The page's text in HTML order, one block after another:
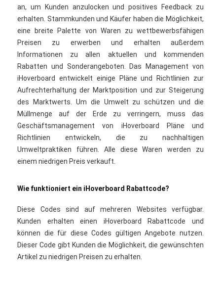
an, um Kunden anzulocken und positives Feedback zu
erhalten. Stammkunden und Käufer haben die Möglichkeit,
eine breite Palette von Waren zu wettbewerbsfähigen
Preisen zu erwerben und erhalten außerdem
Informationen zu allen aktuellen und kommenden
Rabatten und Sonderangeboten. Das Management von
iHoverboard entwickelt einige Pläne und Richtlinien zur
Aufrechterhaltung der Marktposition und zur Steigerung
des Marktwerts. Um die Umwelt zu schützen und die
Müllmenge auf der Erde zu verringern, muss das
Geschäftsmanagement von iHoverboard Pläne und
Richtlinien entwickeln, die zu nachhaltigen
Umweltpraktiken führen. Alle diese Waren werden zu
einem niedrigen Preis verkauft.
Wie funktioniert ein iHoverboard Rabattcode?
Diese Codes sind auf mehreren Websites verfügbar.
Kunden erhalten einen iHoverboard Rabattcode und
können die für diese Codes gültigen Angebote nutzen.
Dieser Code gibt Kunden die Möglichkeit, die gewünschten
Artikel zu niedrigen Preisen zu erhalten.